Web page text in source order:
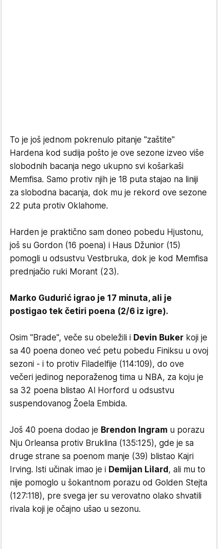
To je još jednom pokrenulo pitanje "zaštite"
Hardena kod sudija pošto je ove sezone izveo više
slobodnih bacanja nego ukupno svi košarkaši
Memfisa. Samo protiv njih je 18 puta stajao na liniji
za slobodna bacanja, dok mu je rekord ove sezone
22 puta protiv Oklahome.
Harden je praktično sam doneo pobedu Hjustonu,
još su Gordon (16 poena) i Haus Džunior (15)
pomogli u odsustvu Vestbruka, dok je kod Memfisa
prednjačio ruki Morant (23).
Marko Gudurić igrao je 17 minuta, ali je
postigao tek četiri poena (2/6 iz igre).
Osim "Brade", veče su obeležili i Devin Buker koji je
sa 40 poena doneo već petu pobedu Finiksu u ovoj
sezoni - i to protiv Filadelfije (114:109), do ove
večeri jedinog neporaženog tima u NBA, za koju je
sa 32 poena blistao Al Horford u odsustvu
suspendovanog Žoela Embida.
Još 40 poena dodao je Brendon Ingram u porazu
Nju Orleansa protiv Bruklina (135:125), gde je sa
druge strane sa poenom manje (39) blistao Kajri
Irving. Isti učinak imao je i Demijan Lilard , ali mu to
nije pomoglo u šokantnom porazu od Golden Stejta
(127:118), pre svega jer su verovatno olako shvatili
rivala koji je očajno ušao u sezonu.